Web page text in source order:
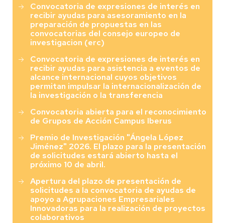
Convocatoria de expresiones de interés en
recibir ayudas para asesoramiento en la
preparación de propuestas en las
convocatorias del consejo europeo de
investigacion (erc)
Convocatoria de expresiones de interés en
recibir ayudas para asistencia a eventos de
alcance internacional cuyos objetivos
permitan impulsar la internacionalización de
la investigación o la transferencia
Convocatoria abierta para el reconocimiento
de Grupos de Acción Campus Iberus
Premio de Investigación "Ángela López
Jiménez" 2026. El plazo para la presentación
de solicitudes estará abierto hasta el
próximo 10 de abril.
Apertura del plazo de presentación de
solicitudes a la convocatoria de ayudas de
apoyo a Agrupaciones Empresariales
Innovadoras para la realización de proyectos
colaborativos